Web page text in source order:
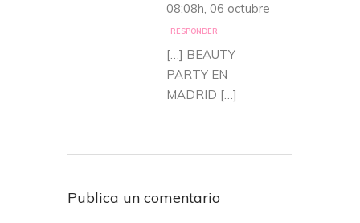
08:08h, 06 octubre
RESPONDER
[…] BEAUTY
PARTY EN
MADRID […]
Publica un comentario